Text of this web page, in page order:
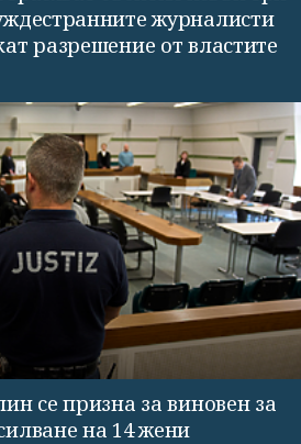
журналисти
разрешение от властите
се призна за виновен за
на 14 жени